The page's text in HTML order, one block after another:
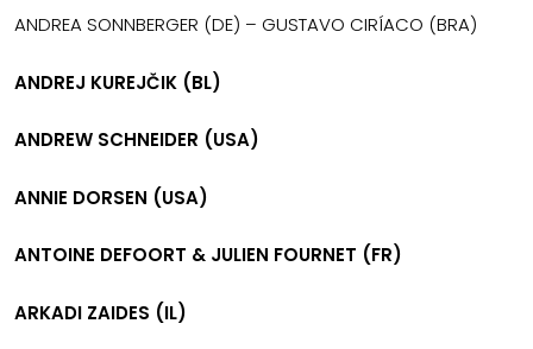
ANDREA SONNBERGER (DE) – GUSTAVO CIRÍACO (BRA)
ANDREJ KUREJČIK (BL)
ANDREW SCHNEIDER (USA)
ANNIE DORSEN (USA)
ANTOINE DEFOORT & JULIEN FOURNET (FR)
ARKADI ZAIDES (IL)